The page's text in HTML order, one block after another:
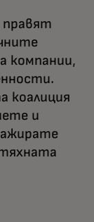
компании,
коалиция
и